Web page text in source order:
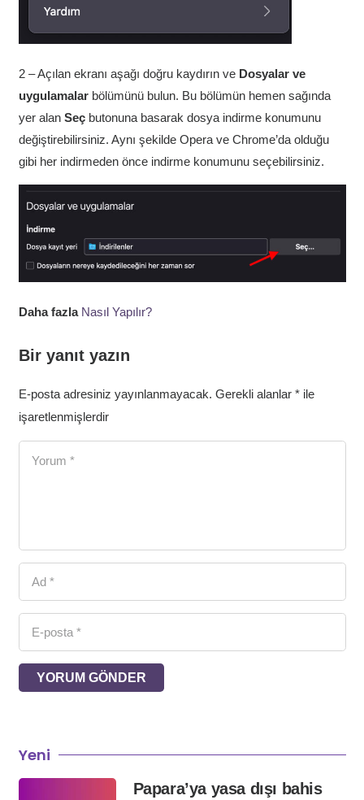
2 – Açılan ekranı aşağı doğru kaydırın ve Dosyalar ve
uygulamalar bölümünü bulun. Bu bölümün hemen sağında
yer alan Seçbutonuna basarak dosya indirme konumunu
değiştirebilirsiniz. Aynı şekilde Opera ve Chrome’da olduğu
gibi her indirmeden önce indirme konumunu seçebilirsiniz.
Daha fazla Nasıl Yapılır?
Bir yanıt yazın
E-posta adresiniz yayınlanmayacak. Gerekli alanlar *ile
işaretlenmişlerdir
YORUM GÖNDER
Yeni
Papara’ya yasa dışı bahis